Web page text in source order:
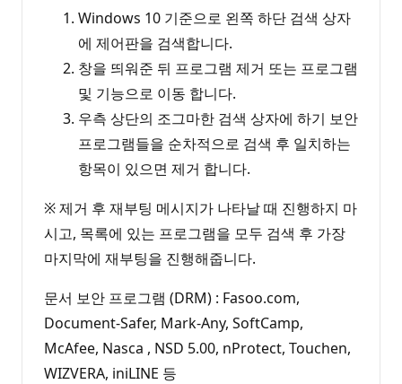
Windows 10 기준으로 왼쪽 하단 검색 상자
에 제어판을 검색합니다.
창을 띄워준 뒤 프로그램 제거 또는 프로그램
및 기능으로 이동 합니다.
우측 상단의 조그마한 검색 상자에 하기 보안
프로그램들을 순차적으로 검색 후 일치하는
항목이 있으면 제거 합니다.
※ 제거 후 재부팅 메시지가 나타날 때 진행하지 마
시고, 목록에 있는 프로그램을 모두 검색 후 가장
마지막에 재부팅을 진행해줍니다.
문서 보안 프로그램 (DRM) : Fasoo.com,
Document-Safer, Mark-Any, SoftCamp,
McAfee, Nasca , NSD 5.00, nProtect, Touchen,
WIZVERA, iniLINE 등